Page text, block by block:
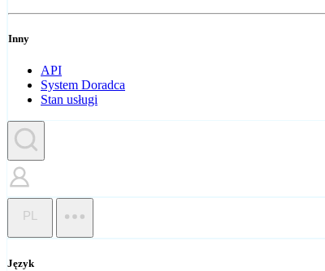
Inny
API
System Doradca
Stan usługi
PL
Język